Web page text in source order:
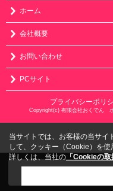
ホーム
会社概要
お問い合わせ
PCサイト
プライバシーポリ
Copyright(c) 有限会社おくでん
こちらの物件を
当サイトでは、お客様の当サイ
して、クッキー（Cookie）を使
詳しくは、当社の 「Cookieの